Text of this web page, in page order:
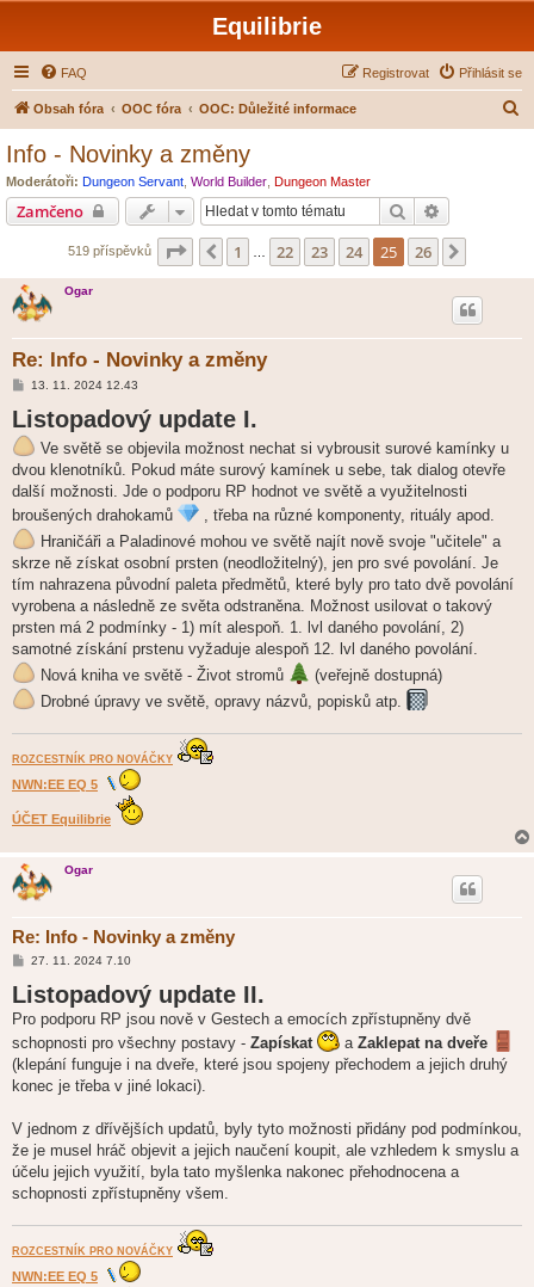
Equilibrie
FAQ Přihlásit se
Registrovat
Obsah fóra OOC fóra OOC: Důležité informace
Info - Novinky a změny
Moderátoři: Dungeon Servant World Builder Dungeon Master
Zamčeno Hledat
519 příspěvků Stránka z26
Předchozí
1 22 23 24 25 26
Ogar
Re: Info - Novinky a změny
P
í
s
p
ě
v
e
k
13. 11. 2024 12.43
Listopadový update I.
Ve světě se objevila možnost nechat si vybrousit surové kamínky u
dvou klenotníků. Pokud máte surový kamínek u sebe, tak dialog otevře
další možnosti. Jde o podporu RP hodnot ve světě a využitelnosti
broušených drahokamů
, třeba na různé komponenty, rituály apod.
Hraničáři a Paladinové mohou ve světě najít nově svoje "učitele" a
skrze ně získat osobní prsten (neodložitelný), jen pro své povolání. Je
tím nahrazena původní paleta předmětů, které byly pro tato dvě povolání
vyrobena a následně ze světa odstraněna. Možnost usilovat o takový
prsten má 2 podmínky - 1) mít alespoň. 1. lvl daného povolání, 2)
samotné získání prstenu vyžaduje alespoň 12. lvl daného povolání.
Nová kniha ve světě - Život stromů
(veřejně dostupná)
Drobné úpravy ve světě, opravy názvů, popisků atp.
ROZCESTNÍK PRO NOVÁČKY
NWN:EE EQ 5
ÚČET Equilibrie
Ogar
Re: Info - Novinky a změny
P
í
s
p
v
e
k
27. 11. 2024 7.10
Listopadový update II.
Pro podporu RP jsou nově v Gestech a emocích zpřístupněny dvě
schopnosti pro všechny postavy - Zapískat a Zaklepat na dveře
(klepání funguje i na dveře, které jsou spojeny přechodem a jejich druhý
konec je třeba v jiné lokaci).
V jednom z dřívějších updatů, byly tyto možnosti přidány pod podmínkou,
že je musel hráč objevit a jejich naučení koupit, ale vzhledem k smyslu a
účelu jejich využití, byla tato myšlenka nakonec přehodnocena a
schopnosti zpřístupněny všem.
ROZCESTNÍK PRO NOVÁČKY
NWN:EE EQ 5